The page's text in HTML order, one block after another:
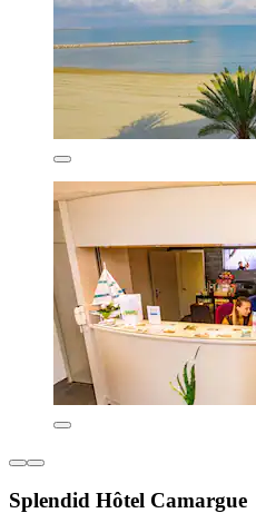
Splendid Hôtel Camargue